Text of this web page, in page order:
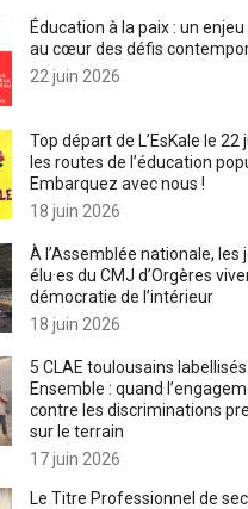
Éducation à la paix : un
au cœur des défis
22 juin 2026
Top départ de L’EsKale le 22
les routes de l’éducation
Embarquez avec nous !
18 juin 2026
À l’Assemblée nationale, les
élu·es du CMJ d’Orgères
démocratie de l’intérieur
18 juin 2026
5 CLAE toulousains labellisés
Ensemble : quand
contre les discriminations
sur le terrain
17 juin 2026
Le Titre Professionnel de